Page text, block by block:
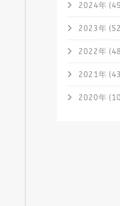
2024年
2023年
2022年
2021年
2020年